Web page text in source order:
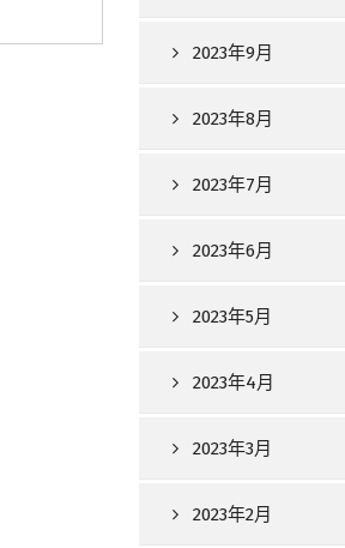
2023年9月
2023年8月
2023年7月
2023年6月
2023年5月
2023年4月
2023年3月
2023年2月